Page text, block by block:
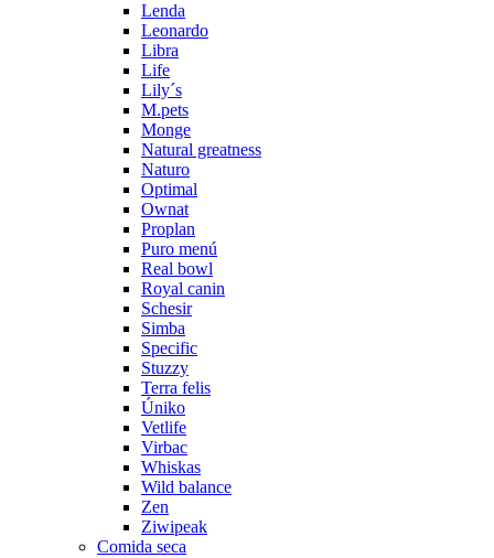
Lenda
Leonardo
Libra
Life
Lily´s
M.pets
Monge
Natural greatness
Naturo
Optimal
Ownat
Proplan
Puro menú
Real bowl
Royal canin
Schesir
Simba
Specific
Stuzzy
Terra felis
Úniko
Vetlife
Virbac
Whiskas
Wild balance
Zen
Ziwipeak
Comida seca